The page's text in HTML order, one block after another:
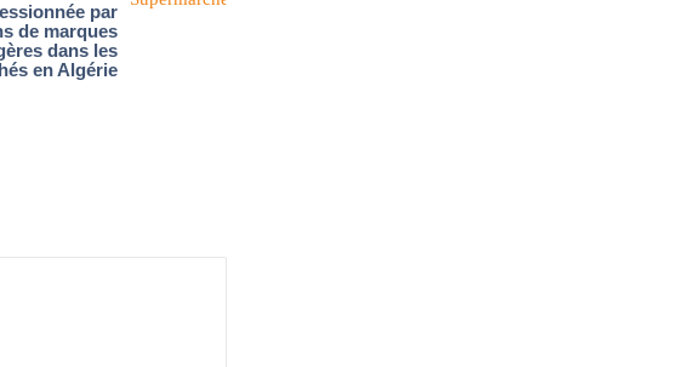
par
de marques
dans les
en Algérie